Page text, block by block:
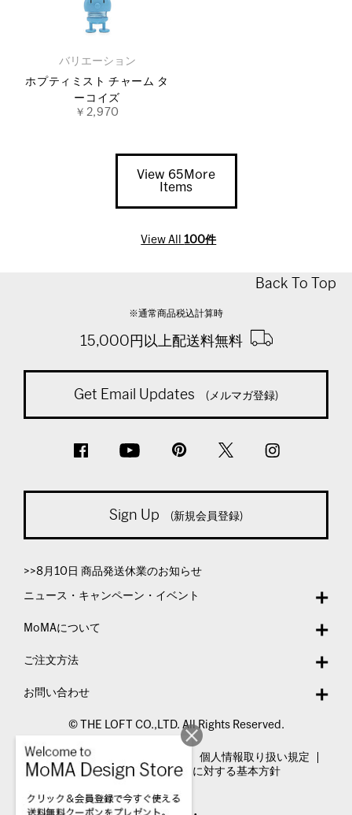
バリエーション
ホプティミスト チャーム タ
ーコイズ
￥2,970
View 65More
Items
View All100件
Back To Top
※通常商品税込計算時
15,000円以上配送料無料
Get Email Updates (メルマガ登録)
Sign Up (新規会員登録)
>>8月10日 商品発送休業のお知らせ
ニュース・キャンペーン・イベント
MoMAについて
ご注文方法
お問い合わせ
© THE LOFT CO.,LTD. All Rights Reserved.
特定商取引法表示
個人情報取り扱い規定
カスタマーハラスメントに対する基本方針